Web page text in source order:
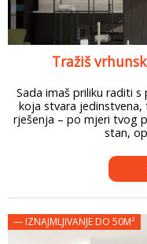
Tražiš
Sada imaš priliku raditi
koja stvara jedinstvena,
rješenja – po mjeri tvog
stan,
— IZNAJMLJIVANJE DO 50M²